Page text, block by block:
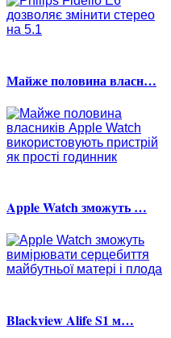
Майже половина власн…
Apple Watch зможуть …
Blackview Alife S1 м…